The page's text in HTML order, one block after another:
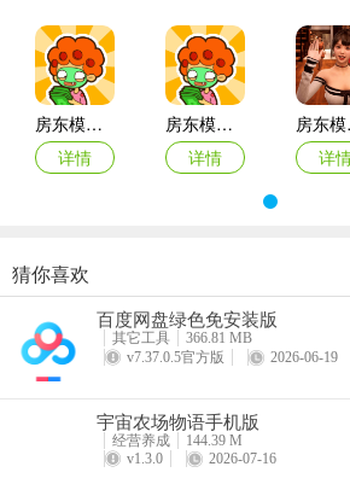
3.然后就可以直接领取240分钟的收益，这
公司简介
广州市友趣科技有限公司是一家富有激情和
致力于成为国内新一代的漫画阅读平台，秉
精神，在动漫领域内不断探索，打造一条集
品等一体化的泛娱乐全产业链IP孵化运营平
为己任，与所有动漫爱好者一起，为中国动漫
房东模拟器2024年最新版
详情
房东模拟器2024最新版
详情
房
详
房东模拟器内置mod菜单版
详情
房东模拟器游戏破解版
详情
房东
猜你喜欢
百度网盘绿色免安装版
其它工具
366.81 MB
v7.37.0.5官方版
2026-06-19
宇宙农场物语手机版
经营养成
144.39 M
v1.3.0
2026-07-16